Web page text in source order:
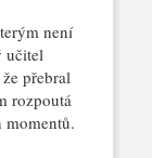
není
učitel
přebral
rozpoutá